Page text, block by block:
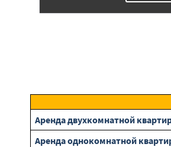
Аренда двухкомнатной
Аренда однокомнатной